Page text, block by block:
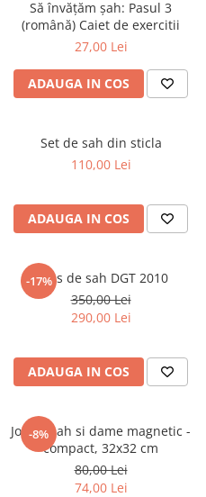
DGT
Instruire Generala
Instruire Generala
Lemn De Carpen (hornbeam)
Piese de sah DGT
Piese De Sah Tematice Din
Piese Din Lemn
Piese Din Plastic
Piese rezerva
Piese sah electronice
Piese Sah Tematice Din Metal
Puzzle
Sah Magnetic India
Să învățăm șah: Pasul 3
(română) Caiet de exercitii
27,00 Lei
ADAUGA IN COS
Set de sah din sticla
110,00 Lei
ADAUGA IN COS
-17%
Ceas de sah DGT 2010
350,00 Lei
290,00 Lei
ADAUGA IN COS
-8%
Joc de sah si dame magnetic -
compact, 32x32 cm
80,00 Lei
74,00 Lei